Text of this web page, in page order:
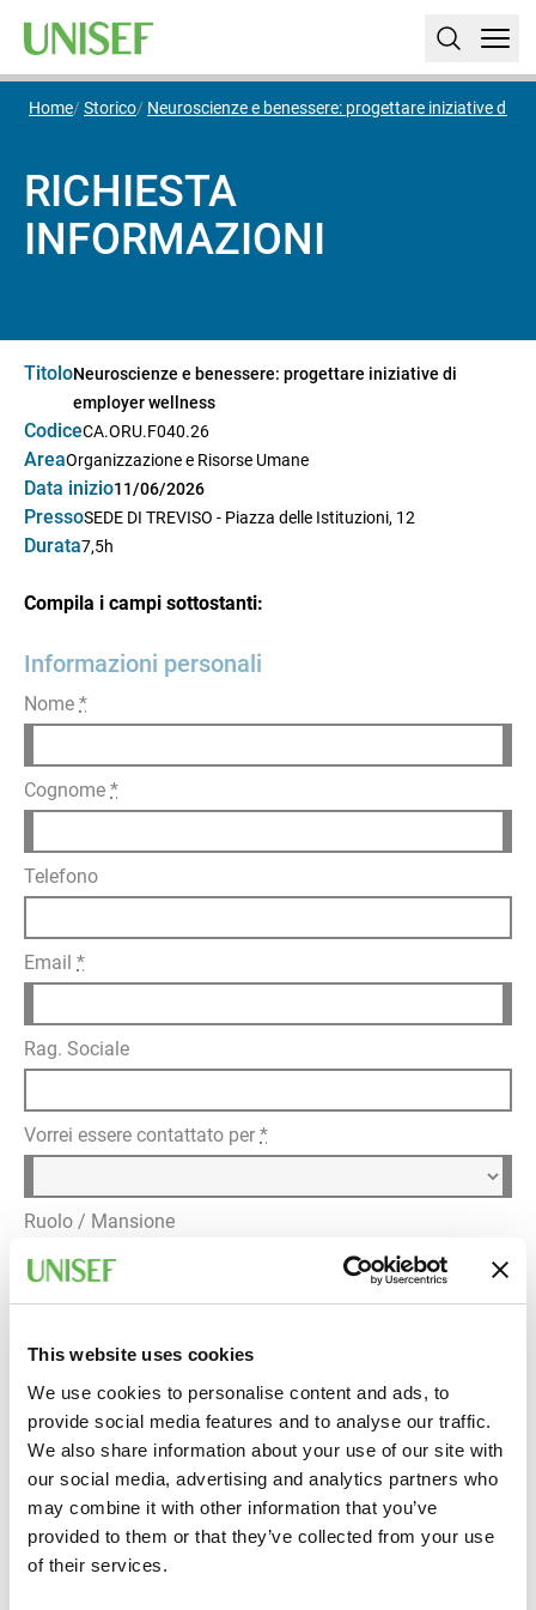
This website uses cookies
We use cookies to personalise content and ads, to
provide social media features and to analyse our traffic.
We also share information about your use of our site with
our social media, advertising and analytics partners who
may combine it with other information that you’ve
provided to them or that they’ve collected from your use
of their services.
Home Storico Neuroscienze e benessere: progettare iniziative di
RICHIESTA
INFORMAZIONI
TitoloNeuroscienze e benessere: progettare iniziative di
employer wellness
CodiceCA.ORU.F040.26
AreaOrganizzazione e Risorse Umane
Data inizio11/06/2026
PressoSEDE DI TREVISO - Piazza delle Istituzioni, 12
Durata7,5h
Compila i campi sottostanti:
Informazioni personali
Nome *
Cognome *
Telefono
Email *
Rag. Sociale
Vorrei essere contattato per *
Ruolo / Mansione
Informativa privacy